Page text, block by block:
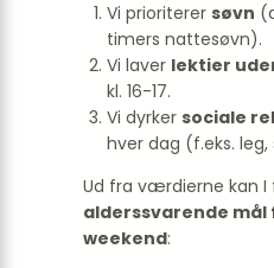
Vi prioriterer søvn
timers nattesøvn).
Vi laver lektier
kl. 16-17.
Vi dyrker sociale
hver dag (f.eks.
Ud fra værdierne kan
alderssvarende
weekend: